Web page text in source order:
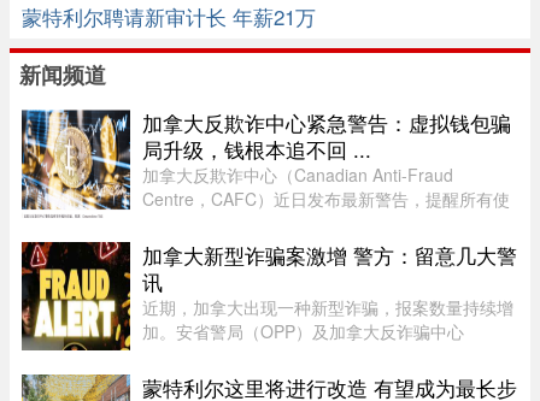
蒙特利尔聘请新审计长 年薪21万
新闻频道
加拿大反欺诈中心紧急警告：虚拟钱包骗
局升级，钱根本追不回 ...
加拿大反欺诈中心（Canadian Anti-Fraud
Centre，CAFC）近日发布最新警告，提醒所有使
警惕日益猖獗的相关诈骗活动。CAFC 指出，一旦
加密货币被盗或转出，几乎不可能追 ...
加拿大新型诈骗案激增 警方：留意几大警
讯
近期，加拿大出现一种新型诈骗，报案数量持续增
加。安省警局（OPP）及加拿大反诈骗中心
府机构，已针对这类手法日益复杂的骗局发出警
蒙特利尔这里将进行改造 有望成为最长步